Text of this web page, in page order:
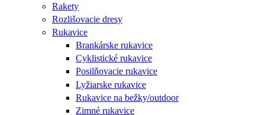
Rakety
Rozlišovacie dresy
Rukavice
Brankárske rukavice
Cyklistické rukavice
Posilňovacie rukavice
Lyžiarske rukavice
Rukavice na bežky/outdoor
Zimné rukavice